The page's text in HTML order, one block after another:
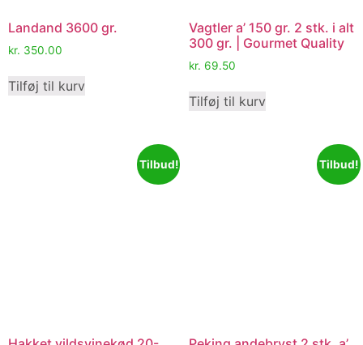
Landand 3600 gr.
kr. 350.00
Tilføj til kurv
Vagtler a’ 150 gr. 2 stk. i alt
300 gr. | Gourmet Quality
kr. 69.50
Tilføj til kurv
Tilbud! Tilbud!